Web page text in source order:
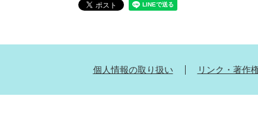
個人情報の取り扱い リンク・著作